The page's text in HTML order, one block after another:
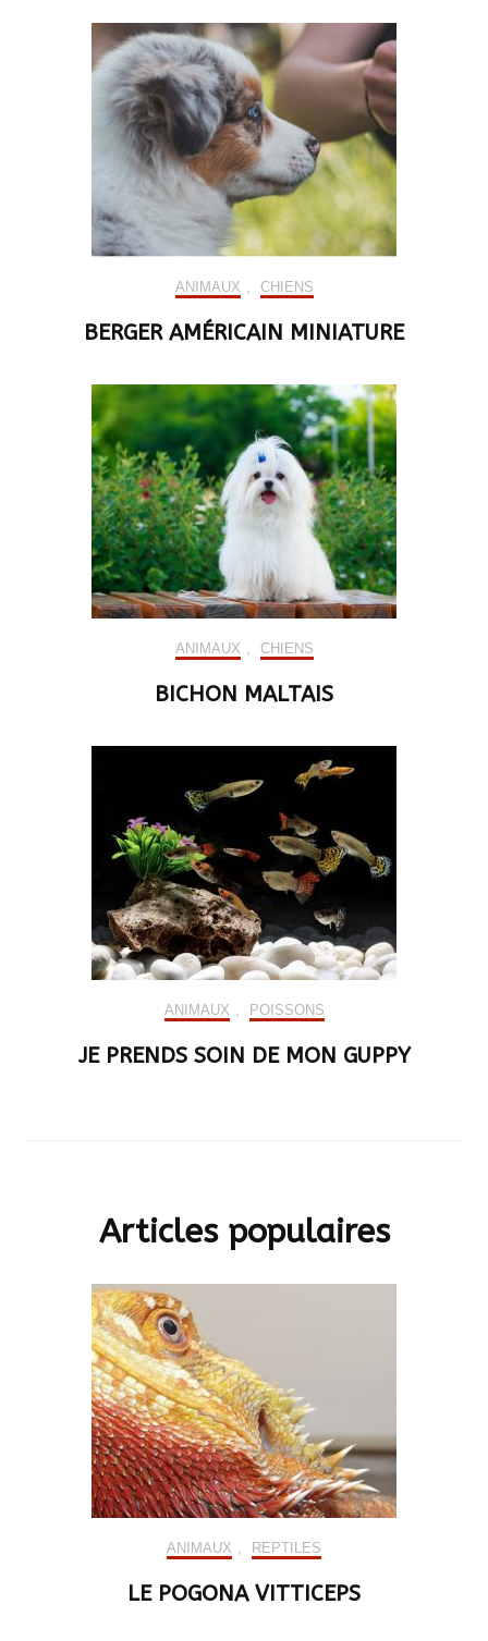
ANIMAUX , CHIENS
BERGER AMÉRICAIN MINIATURE
ANIMAUX , CHIENS
BICHON MALTAIS
ANIMAUX , POISSONS
JE PRENDS SOIN DE MON GUPPY
Articles populaires
ANIMAUX , REPTILES
LE POGONA VITTICEPS